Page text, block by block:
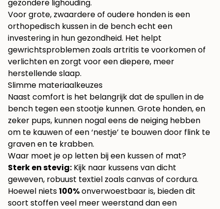
gezondere lighouding.
Voor grote, zwaardere of oudere honden is een
orthopedisch kussen in de bench echt een
investering in hun gezondheid. Het helpt
gewrichtsproblemen zoals artritis te voorkomen of
verlichten en zorgt voor een diepere, meer
herstellende slaap.
Slimme materiaalkeuzes
Naast comfort is het belangrijk dat de spullen in de
bench tegen een stootje kunnen. Grote honden, en
zeker pups, kunnen nogal eens de neiging hebben
om te kauwen of een ‘nestje’ te bouwen door flink te
graven en te krabben.
Waar moet je op letten bij een kussen of mat?
Sterk en stevig: Kijk naar kussens van dicht
geweven, robuust textiel zoals canvas of cordura.
Hoewel niets100%onverwoestbaar is, bieden dit
soort stoffen veel meer weerstand dan een